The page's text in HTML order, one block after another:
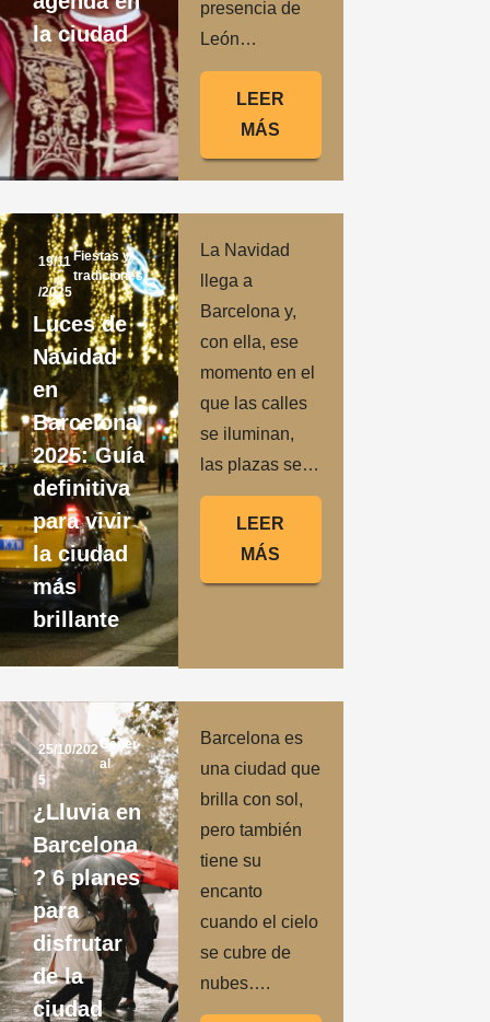
la ciudad
presencia de
León…
LEER
MÁS
19/11
/2025
Fiestas y
tradiciones
Luces de
Navidad
en
Barcelona
2025: Guía
definitiva
para vivir
la ciudad
más
brillante
La Navidad
llega a
Barcelona y,
con ella, ese
momento en el
que las calles
se iluminan,
las plazas se…
LEER
MÁS
25/10/202
5
Gener
al
¿Lluvia en
Barcelona
? 6 planes
para
disfrutar
de la
ciudad
Barcelona es
una ciudad que
brilla con sol,
pero también
tiene su
encanto
cuando el cielo
se cubre de
nubes….